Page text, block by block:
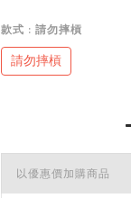
款式 : 請勿摔槓
請勿摔槓
以優惠價加購商品